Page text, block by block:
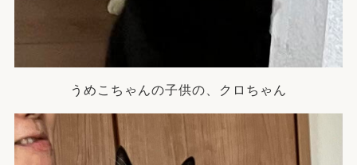
うめこちゃんの子供の、クロちゃん